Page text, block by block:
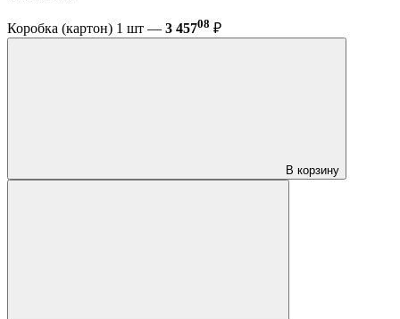
Коробка (картон) 1 шт — 3 45708 ₽
В корзину